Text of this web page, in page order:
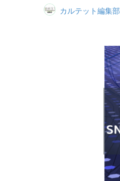
カルテット編集部